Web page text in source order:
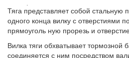
Тяга представляет собой
одного конца вилку с отверстиями
прямоуголь ную прорезь и
Вилка тяги обхватывает
соединяется с ним посредством